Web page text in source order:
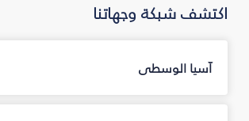
اكتشف شبكة وجهاتنا
آسيا الوسطى